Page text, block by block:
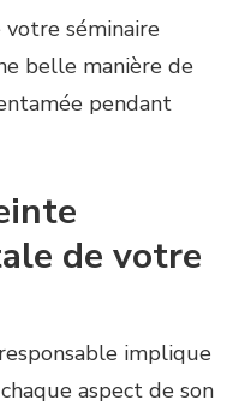
séminaire
belle manière de
pendant
de votre
implique
aspect de son